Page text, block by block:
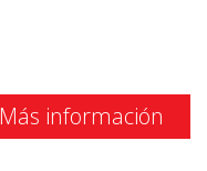
Más información